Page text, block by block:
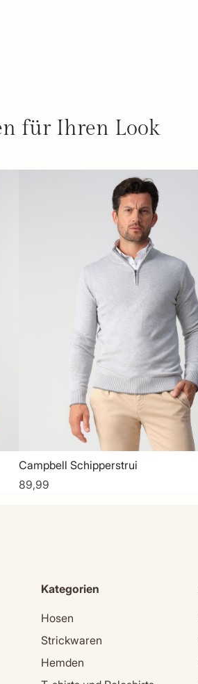
für Ihren Look
Campbell Schipperstrui
89,99
Kategorien
Hosen
Strickwaren
Hemden